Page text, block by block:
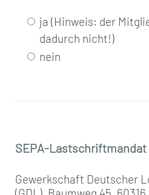
ja (Hinweis: der
dadurch nicht!)
nein
SEPA-Lastschriftmandat
Gewerkschaft Deutscher